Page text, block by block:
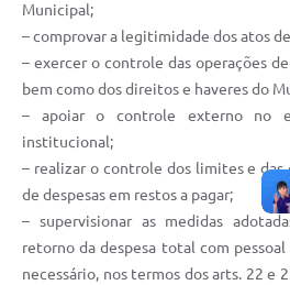
Contas Públicas
Links
Telefones Úteis
Transparência
Jornal
Municipal;
– comprovar a legitimidade dos atos
– exercer o controle das operações
bem como dos direitos e haveres do
– apoiar o controle externo no
institucional;
– realizar o controle dos limites e das
de despesas em restos a pagar;
– supervisionar as medidas
retorno da despesa total com
necessário, nos termos dos arts. 22 e